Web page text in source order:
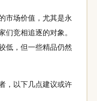
市场价值，尤其是永
们竞相追逐的对象。
低，但一些精品仍然
，以下几点建议或许